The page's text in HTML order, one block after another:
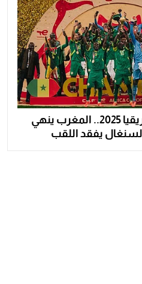
كاف يُبدّل بطل أمم إفريقيا 2025.. المغرب ينهي